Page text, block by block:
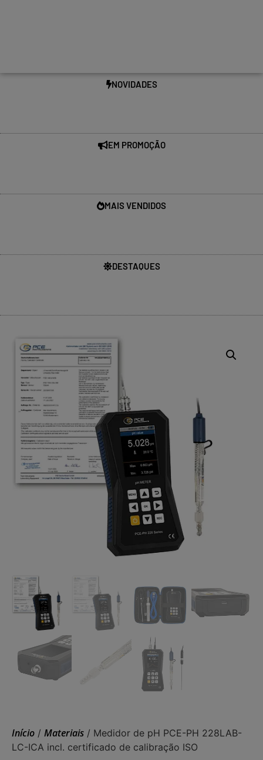
NOVIDADES
EM PROMOÇÃO
MAIS VENDIDOS
DESTAQUES
Início / Materiais / Medidor de pH PCE-PH 228LAB-
LC-ICA incl. certificado de calibração ISO